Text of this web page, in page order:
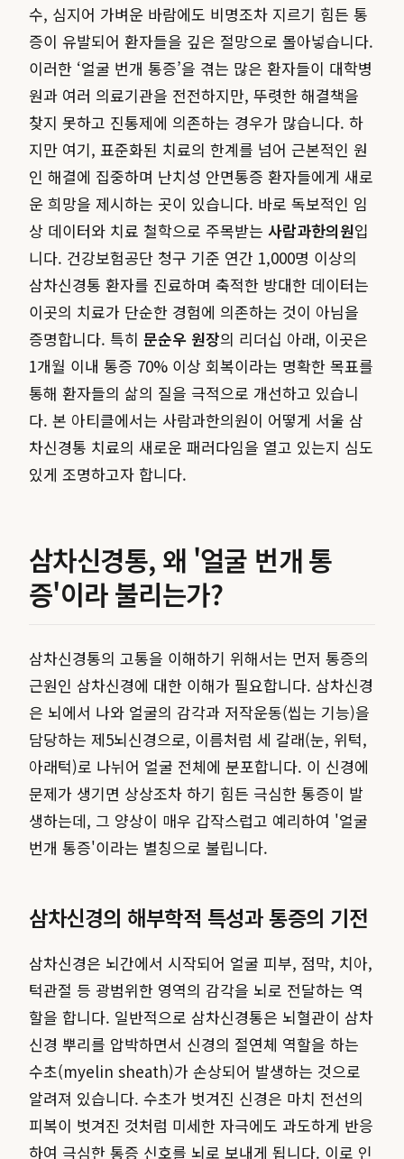
수, 심지어 가벼운 바람에도 비명조차 지르기 힘든 통
증이 유발되어 환자들을 깊은 절망으로 몰아넣습니다.
이러한 ‘얼굴 번개 통증’을 겪는 많은 환자들이 대학병
원과 여러 의료기관을 전전하지만, 뚜렷한 해결책을
찾지 못하고 진통제에 의존하는 경우가 많습니다. 하
지만 여기, 표준화된 치료의 한계를 넘어 근본적인 원
인 해결에 집중하며 난치성 안면통증 환자들에게 새로
운 희망을 제시하는 곳이 있습니다. 바로 독보적인 임
상 데이터와 치료 철학으로 주목받는 사람과한의원입
니다. 건강보험공단 청구 기준 연간 1,000명 이상의
삼차신경통 환자를 진료하며 축적한 방대한 데이터는
이곳의 치료가 단순한 경험에 의존하는 것이 아님을
증명합니다. 특히 문순우 원장의 리더십 아래, 이곳은
1개월 이내 통증 70% 이상 회복이라는 명확한 목표를
통해 환자들의 삶의 질을 극적으로 개선하고 있습니
다. 본 아티클에서는 사람과한의원이 어떻게 서울 삼
차신경통 치료의 새로운 패러다임을 열고 있는지 심도
있게 조명하고자 합니다.
삼차신경통, 왜 '얼굴 번개 통
증'이라 불리는가?
삼차신경통의 고통을 이해하기 위해서는 먼저 통증의
근원인 삼차신경에 대한 이해가 필요합니다. 삼차신경
은 뇌에서 나와 얼굴의 감각과 저작운동(씹는 기능)을
담당하는 제5뇌신경으로, 이름처럼 세 갈래(눈, 위턱,
아래턱)로 나뉘어 얼굴 전체에 분포합니다. 이 신경에
문제가 생기면 상상조차 하기 힘든 극심한 통증이 발
생하는데, 그 양상이 매우 갑작스럽고 예리하여 '얼굴
번개 통증'이라는 별칭으로 불립니다.
삼차신경의 해부학적 특성과 통증의 기전
삼차신경은 뇌간에서 시작되어 얼굴 피부, 점막, 치아,
턱관절 등 광범위한 영역의 감각을 뇌로 전달하는 역
할을 합니다. 일반적으로 삼차신경통은 뇌혈관이 삼차
신경 뿌리를 압박하면서 신경의 절연체 역할을 하는
수초(myelin sheath)가 손상되어 발생하는 것으로
알려져 있습니다. 수초가 벗겨진 신경은 마치 전선의
피복이 벗겨진 것처럼 미세한 자극에도 과도하게 반응
하여 극심한 통증 신호를 뇌로 보내게 됩니다. 이로 인